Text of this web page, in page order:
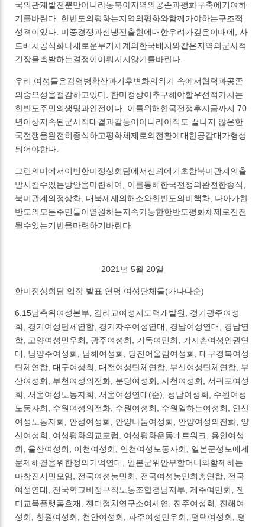
국의관계발전뿐만아니라동북아지역의공존과평화구축에기여하
기를바란다. 한반도의평화는지역의평화와함께가야하는구조적
성격이있다. 미중경쟁과신냉전출현에대한우려가깊은이때에, 사
드배치공식화나새로운무기체계의한국배치와같은지역의군사적
긴장을촉발하는결정이이뤄지지않기를바란다.
우리 여성들은감염병확산과기후변화의위기 속에서협력과공존
의중요성을절감하고있다. 한미정상이추구해야할우선적가치는
한반도주민의생명과안전이다. 이를위해한국전쟁후지금까지 70
년이상지속된군사적대결과갈등이아니라아직도 끝나지 않은한
국전쟁을완전히종식하고평화체제로의전환에대한공감대가형성
되어야한다.
그런의미에서이번한미정상회담에서신뢰에기초한북미관계의출
발시킬수있는방안을마련하여, 이를통해한국전쟁의완전한종식,
북미관계의정상화, 대북제제의해소와한반도의비핵화, 나아가한
반도의모든주민들이염원하는지속가능한한반도평화체제로진전
될수있는기반을마련하기바란다.
2021년 5월 20일
한미정상회담 입장 발표 연명 여성단체들(가나다순)
6.15남측위여성본부, 감리교여성지도력개발원, 경기광주여성
회, 경기여성단체연합, 경기자주여성연대, 경남여성연대, 경남연
합, 고양여성민우회, 광주여성회, 기독여민회, 기지촌여성인권연
대, 남양주여성회, 남해여성회, 당진어울림여성회, 대구경북여성
단체연합, 대구여성회, 대전여성단체연합, 부산여성단체연합, 부
산여성회, 부천여성의전화, 분당여성회, 사천여성회, 서귀포여성
회, 서울여성노동자회, 서울여성연대(준), 성남여성회, 수원여성
노동자회, 수원여성의전화, 수원여성회, 수원일하는여성회, 안산
여성노동자회, 안성여성회, 안양나눔여성회, 안양여성의전화, 양
산여성회, 여성평화외교포럼, 여성평화운동네트워크, 용인여성
회, 울산여성회, 이천여성회, 인천여성노동자회, 일본군성노예제
문제해결을위한정의기억연대, 일본군위안부할머니와함께하는
마창진시민모임, 전국여성농민회, 전국여성농민회총연합, 전국
여성연대, 전국학교비정규직노동조합경남지부, 제주여민회, 젠
더교육플랫폼효재, 젠더정치연구소여세연, 진주여성회, 진해여
성회, 창원여성회, 천안여성회, 파주여성민우회, 평택여성회, 평